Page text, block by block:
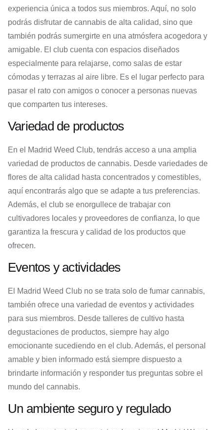
experiencia única a todos sus miembros. Aquí, no solo
podrás disfrutar de cannabis de alta calidad, sino que
también podrás sumergirte en una atmósfera acogedora y
amigable. El club cuenta con espacios diseñados
especialmente para relajarse, como salas de estar
cómodas y terrazas al aire libre. Es el lugar perfecto para
pasar el rato con amigos o conocer a personas nuevas
que comparten tus intereses.
Variedad de productos
En el Madrid Weed Club, tendrás acceso a una amplia
variedad de productos de cannabis. Desde variedades de
flores de alta calidad hasta concentrados y comestibles,
aquí encontrarás algo que se adapte a tus preferencias.
Además, el club se enorgullece de trabajar con
cultivadores locales y proveedores de confianza, lo que
garantiza la frescura y calidad de los productos que
ofrecen.
Eventos y actividades
El Madrid Weed Club no se trata solo de fumar cannabis,
también ofrece una variedad de eventos y actividades
para sus miembros. Desde talleres de cultivo hasta
degustaciones de productos, siempre hay algo
emocionante sucediendo en el club. Además, el personal
amable y bien informado está siempre dispuesto a
brindarte información y responder tus preguntas sobre el
mundo del cannabis.
Un ambiente seguro y regulado